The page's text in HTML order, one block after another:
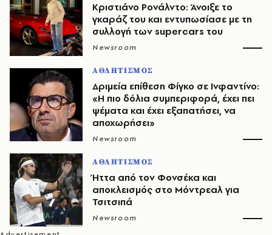
Κριστιάνο Ρονάλντο: Άνοιξε το
γκαράζ του και εντυπωσίασε με τη
συλλογή των supercars του
Newsroom
ΑΘΛΗΤΙΣΜΟΣ
Δριμεία επίθεση Φίγκο σε Ινφαντίνο:
«Η πιο δόλια συμπεριφορά, έχει πει
ψέματα και έχει εξαπατήσει, να
αποχωρήσει»
Newsroom
ΑΘΛΗΤΙΣΜΟΣ
Ήττα από τον Φονσέκα και
αποκλεισμός στο Μόντρεαλ για
Τσιτσιπά
Newsroom